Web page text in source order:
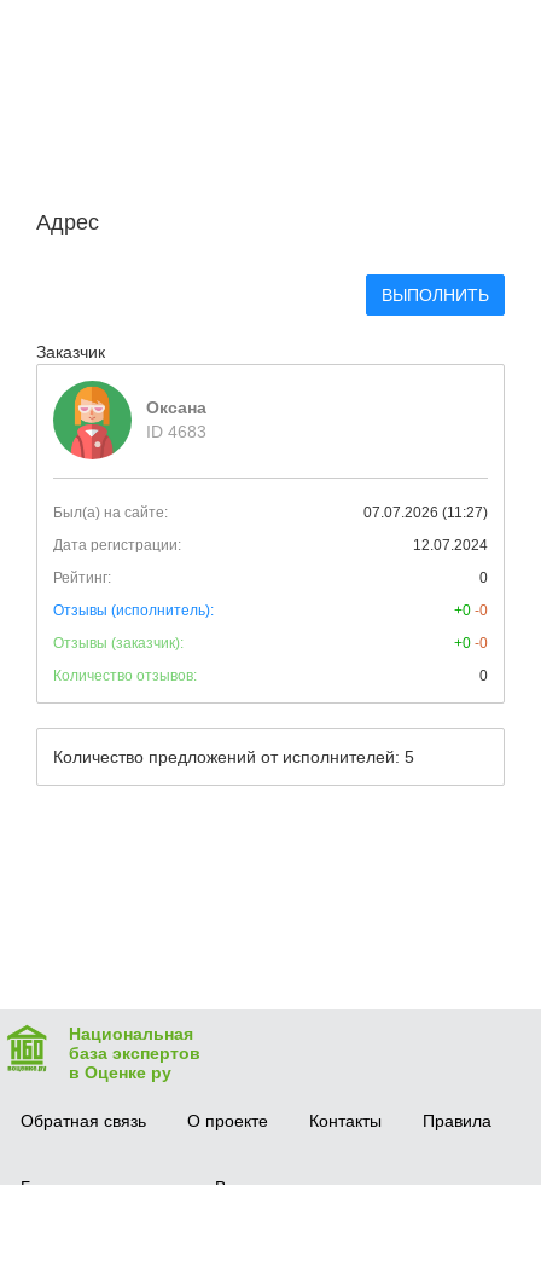
Адрес
ВЫПОЛНИТЬ
Заказчик
Оксана
ID 4683
Был(а) на сайте:
07.07.2026 (11:27)
Дата регистрации:
12.07.2024
Рейтинг:
0
Отзывы (исполнитель):
+0 -0
Отзывы (заказчик):
+0 -0
Количество отзывов:
0
Количество предложений от исполнителей: 5
Национальная
база экспертов
в Оценке ру
Обратная связь О проекте Контакты Правила
Безопасная сделка Вопрос-ответ